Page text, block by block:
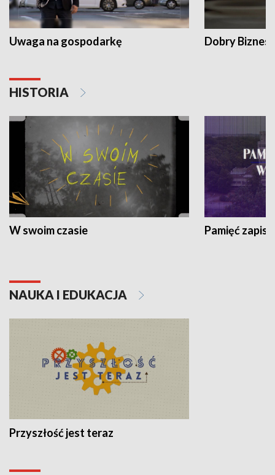
Uwaga na gospodarkę Dobry Biznes
HISTORIA
W swoim czasie Pamięć
NAUKA I EDUKACJA
Przyszłość jest teraz